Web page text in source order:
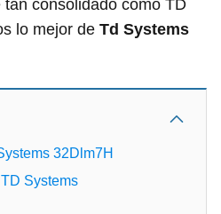
consolidado como TD
lo mejor de Td Systems
32Dlm7H
Systems